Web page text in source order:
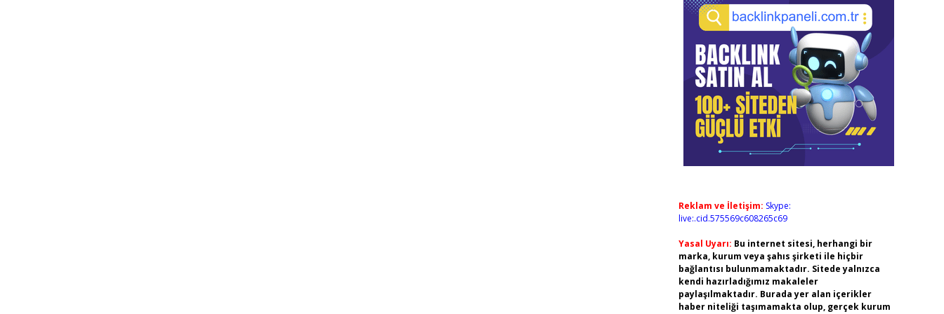
Reklam ve İletişim: Skype:
live:.cid.575569c608265c69
Yasal Uyarı: Bu internet sitesi, herhangi bir
marka, kurum veya şahıs şirketi ile hiçbir
bağlantısı bulunmamaktadır. Sitede yalnızca
kendi hazırladığımız makaleler
paylaşılmaktadır. Burada yer alan içerikler
haber niteliği taşımamakta olup, gerçek kurum